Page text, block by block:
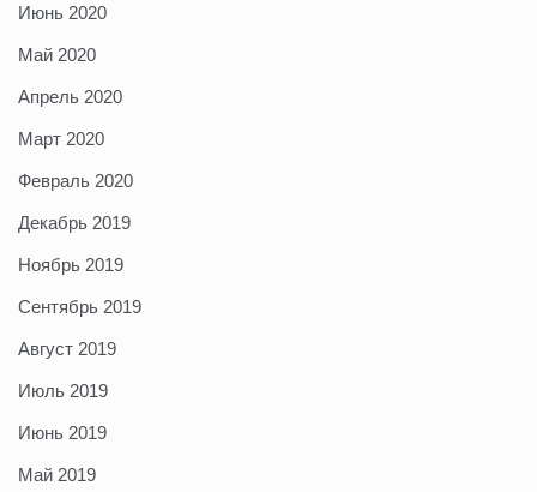
Июнь 2020
Май 2020
Апрель 2020
Март 2020
Февраль 2020
Декабрь 2019
Ноябрь 2019
Сентябрь 2019
Август 2019
Июль 2019
Июнь 2019
Май 2019